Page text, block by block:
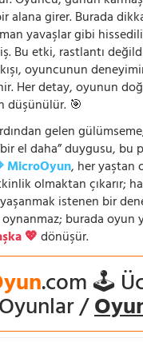
alana girer. Burada
yavaşlar gibi
Bu etki, rastlantı
oyuncunun
Her detay, oyunun
düşünülür. 🎯
gelen
el daha” duygusu, bu
MicroOyun, her yaştan
olmaktan çıkarır;
istenen bir
burada oyun
💖dönüşür.
.com 🕹️
/